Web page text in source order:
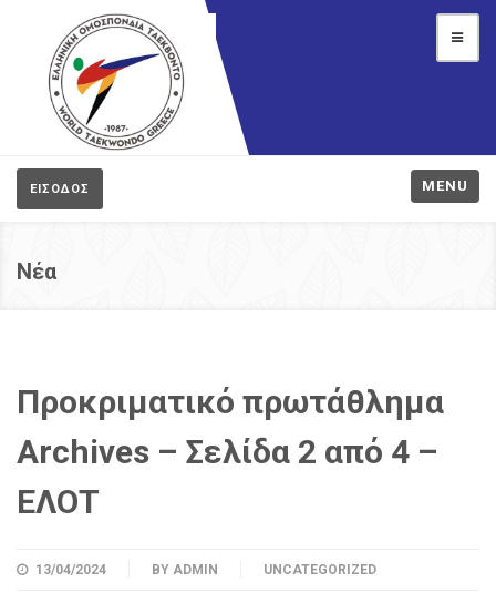
ΕΙΣΟΔΟΣ MENU
Νέα
Προκριματικό πρωτάθλημα
Archives – Σελίδα 2 από 4 –
ΕΛΟΤ
13/04/2024 BY ADMIN UNCATEGORIZED